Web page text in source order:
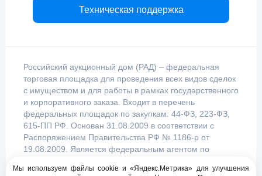
Техническая поддержка
Российский аукционный дом (РАД) – федеральная
торговая площадка для проведения всех видов сделок
с имуществом и для работы в рамках государственного
и корпоративного заказа. Входит в перечень
федеральных площадок по закупкам: 44-ФЗ, 223-ФЗ,
615-ПП РФ. Основан 31.08.2009 в соответствии с
Распоряжением Правительства РФ № 1186-р от
19.08.2009. Является федеральным агентом по
Правительством Российской Федерации.
Мы используем файлы cookie и «Яндекс.Метрика» для улучшения